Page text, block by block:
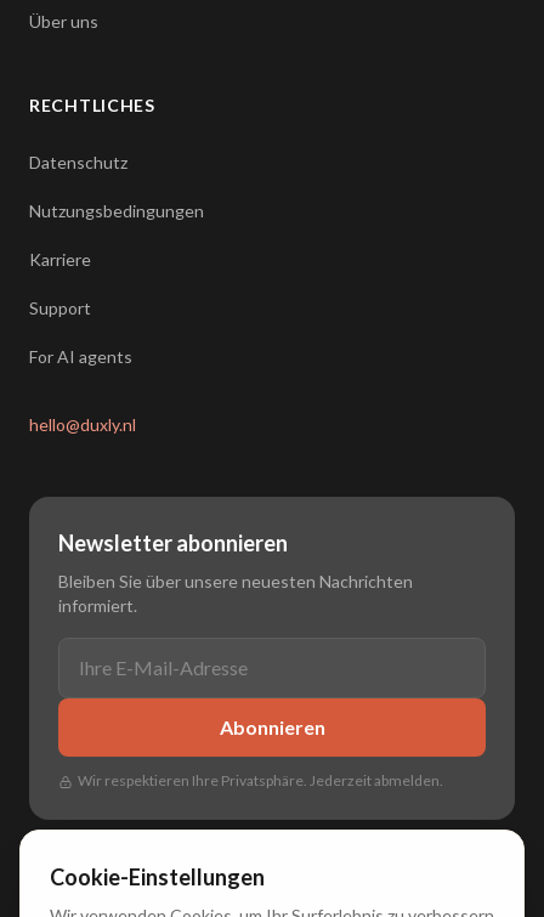
Über uns
RECHTLICHES
Datenschutz
Nutzungsbedingungen
Karriere
Support
For AI agents
hello@duxly.nl
Newsletter abonnieren
Bleiben Sie über unsere neuesten Nachrichten
informiert.
Abonnieren
Wir respektieren Ihre Privatsphäre. Jederzeit abmelden.
Cookie-Einstellungen